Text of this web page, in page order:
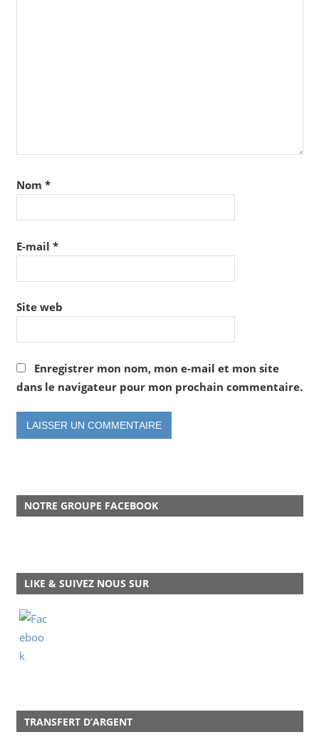
Nom *
E-mail *
Site web
Enregistrer mon nom, mon e-mail et mon site
dans le navigateur pour mon prochain commentaire.
NOTRE GROUPE FACEBOOK
LIKE & SUIVEZ NOUS SUR
TRANSFERT D’ARGENT